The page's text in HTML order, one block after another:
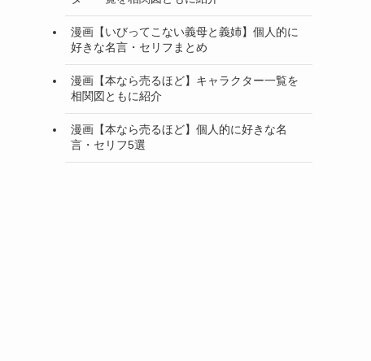
漫画【いびってこない義母と義姉】個人的に
好きな名言・セリフまとめ
漫画【本なら売るほど】キャラクター一覧を
相関図ともに紹介
漫画【本なら売るほど】個人的に好きな名
言・セリフ5選